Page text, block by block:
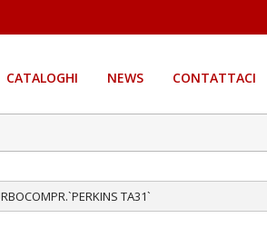
CATALOGHI NEWS CONTATTACI
TA31`